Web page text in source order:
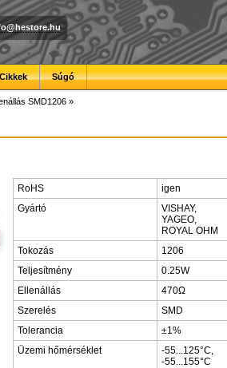
Cikkek Súgó
SMD1206 »
RoHS
igen
Gyártó
VISHAY,
YAGEO,
ROYAL OHM
Tokozás
1206
Teljesítmény
0.25W
Ellenállás
470Ω
Szerelés
SMD
Tolerancia
±1%
Üzemi hőmérséklet
-55...125°C,
-55...155°C